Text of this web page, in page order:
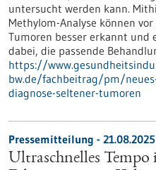
untersucht werden kann.
Methylom-Analyse können
Tumoren besser erkannt und
dabei, die passende
https://
bw.de/fachbeitrag/pm/
diagnose-seltener-tumoren
Pressemitteilung - 21.08.2025
Ultraschnelles